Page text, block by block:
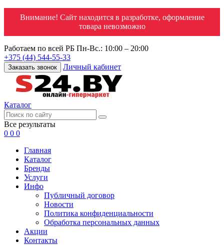
Внимание! Сайт находится в разработке, оформление
товара невозможно
Работаем по всей РБ Пн-Вс.: 10:00 – 20:00
+375 (44) 544-55-33
Заказать звонок Личный кабинет
Каталог
Все результаты
0 0 0
Главная
Каталог
Бренды
Услуги
Инфо
Публичный договор
Новости
Политика конфиденциальности
Обработка персональных данных
Акции
Контакты